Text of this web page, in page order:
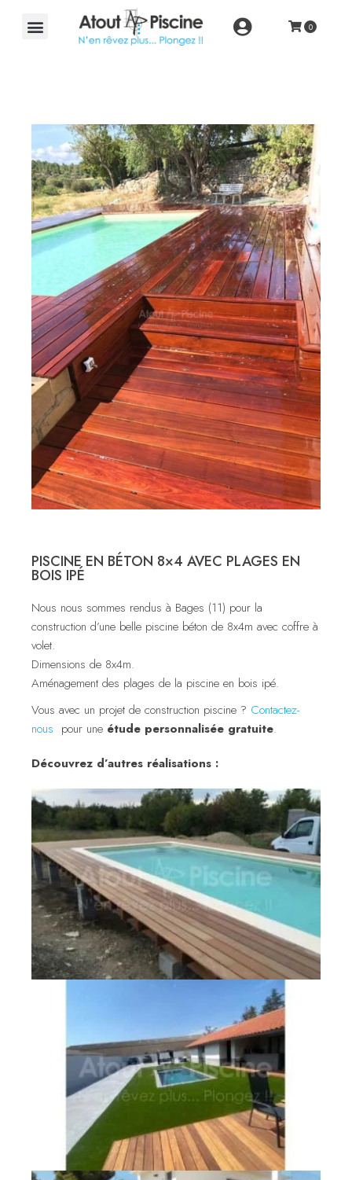
PISCINE EN BÉTON 8×4 AVEC PLAGES EN
BOIS IPÉ
Nous nous sommes rendus à Bages (11) pour la
construction d’une belle piscine béton de 8x4m avec coffre à
volet.
Dimensions de 8x4m.
Aménagement des plages de la piscine en bois ipé.
Vous avec un projet de construction piscine ? Contactez-
nous pour une étude personnalisée gratuite.
Découvrez d’autres réalisations :